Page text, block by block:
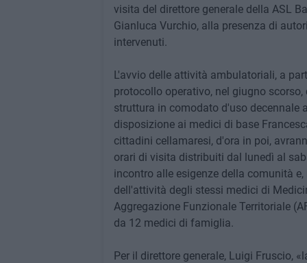
visita del direttore generale della ASL
Gianluca Vurchio, alla presenza di
intervenuti.
L'avvio delle attività ambulatoriali, a
protocollo operativo, nel giugno
struttura in comodato d'uso decennale
disposizione ai medici di base
cittadini cellamaresi, d'ora in poi,
orari di visita distribuiti dal lunedì al
incontro alle esigenze della comunità
dell'attività degli stessi medici di
Aggregazione Funzionale Territoriale
da 12 medici di famiglia.
Per il direttore generale, Luigi Fruscio,